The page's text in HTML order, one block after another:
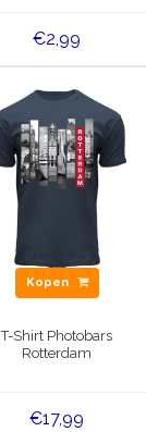
€2,99
Kopen
T-Shirt Photobars
Rotterdam
€17,99